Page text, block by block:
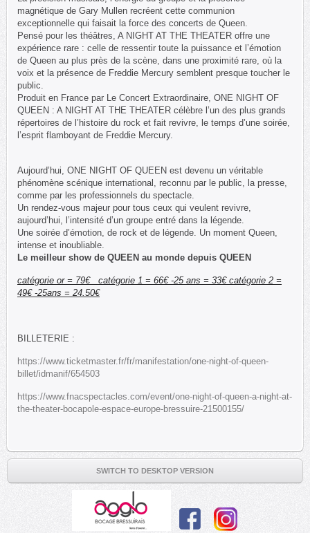
magnétique de Gary Mullen recréent cette communion
exceptionnelle qui faisait la force des concerts de Queen.
Pensé pour les théâtres, A NIGHT AT THE THEATER offre une
expérience rare : celle de ressentir toute la puissance et l’émotion
de Queen au plus près de la scène, dans une proximité rare, où la
voix et la présence de Freddie Mercury semblent presque toucher le
public.
Produit en France par Le Concert Extraordinaire, ONE NIGHT OF
QUEEN : A NIGHT AT THE THEATER célèbre l’un des plus grands
répertoires de l’histoire du rock et fait revivre, le temps d’une soirée,
l’esprit flamboyant de Freddie Mercury.
Aujourd’hui, ONE NIGHT OF QUEEN est devenu un véritable
phénomène scénique international, reconnu par le public, la presse,
comme par les professionnels du spectacle.
Un rendez-vous majeur pour tous ceux qui veulent revivre,
aujourd’hui, l’intensité d’un groupe entré dans la légende.
Une soirée d’émotion, de rock et de légende. Un moment Queen,
intense et inoubliable.
Le meilleur show de QUEEN au monde depuis QUEEN
catégorie or = 79€ catégorie 1 = 66€ -25 ans = 33€ catégorie 2 =
49€ -25ans = 24.50€
BILLETERIE :
https://www.ticketmaster.fr/fr/manifestation/one-night-of-queen-
billet/idmanif/654503
https://www.fnacspectacles.com/event/one-night-of-queen-a-night-at-
the-theater-bocapole-espace-europe-bressuire-21500155/
SWITCH TO DESKTOP VERSION